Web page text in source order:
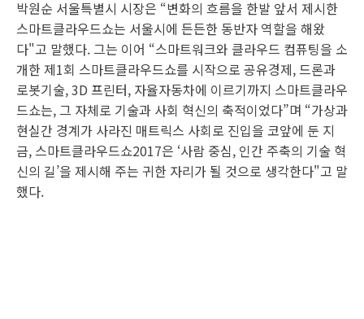
박원순 서울특별시 시장은 “변화의 흐름을 한발 앞서 제시한
스마트클라우드쇼는 서울시에 든든한 동반자 역할을 해왔
다"고 말했다. 그는 이어 “스마트워크와 클라우드 컴퓨팅을 소
개한 제1회 스마트클라우드쇼를 시작으로 공유경제, 드론과
로봇기술, 3D 프린터, 자율자동차에 이르기까지 스마트클라우
드쇼는, 그 자체로 기술과 사회 혁신의 축적이었다”며 “가상과
현실간 경계가 사라진 매트릭스 사회로 진입을 코앞에 둔 지
금, 스마트클라우드쇼2017은 ‘사람 중심, 인간 주축의 기술 혁
신의 길’을 제시해 주는 귀한 자리가 될 것으로 생각한다"고 말
했다.